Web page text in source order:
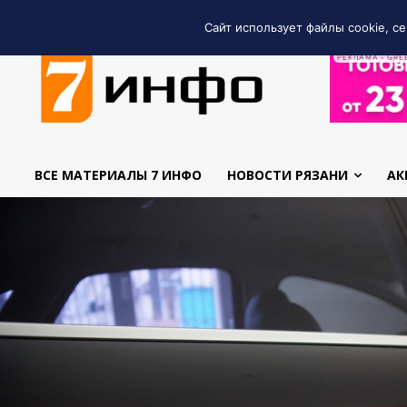
РЕКЛАМА •
ВСЕ МАТЕРИАЛЫ 7 ИНФО НОВОСТИ РЯЗАНИ
Сайт использует файлы cookie,